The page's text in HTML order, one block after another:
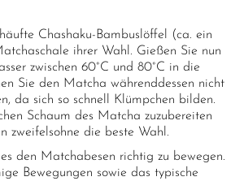
Chashaku-Bambuslöffel (ca. ein
ihrer Wahl. Gießen Sie nun
zwischen 60°C und 80°C in die
Sie den Matcha währenddessen nicht
da sich so schnell Klümpchen bilden.
Schaum des Matcha zuzubereiten
zweifelsohne die beste Wahl.
den Matchabesen richtig zu bewegen.
Bewegungen sowie das typische